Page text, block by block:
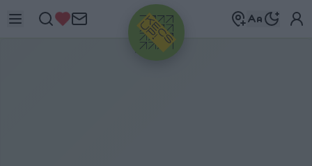
HIRDETÉS